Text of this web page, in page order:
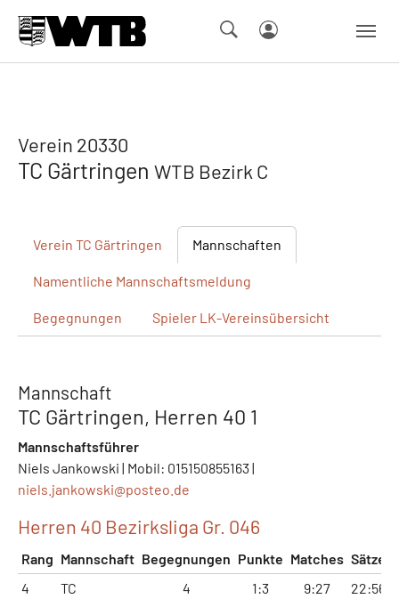
Verein 20330
TC Gärtringen WTB Bezirk C
Verein TC Gärtringen Mannschaften
Namentliche Mannschaftsmeldung
Begegnungen Spieler LK-Vereinsübersicht
Mannschaft
TC Gärtringen, Herren 40 1
Mannschaftsführer
Niels Jankowski | Mobil: 015150855163 |
niels.jankowski@posteo.de
Herren 40 Bezirksliga Gr. 046
Rang Mannschaft Begegnungen Punkte Matches Sätze
4
TC
4 1:3 9:27 22:56